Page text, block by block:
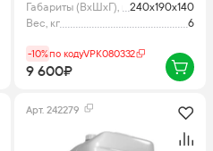
Габариты (ВхШхГ), мм240x190x140
Вес, кг
6
-10%по кодуVPK080332
9 600₽
Арт. 242279